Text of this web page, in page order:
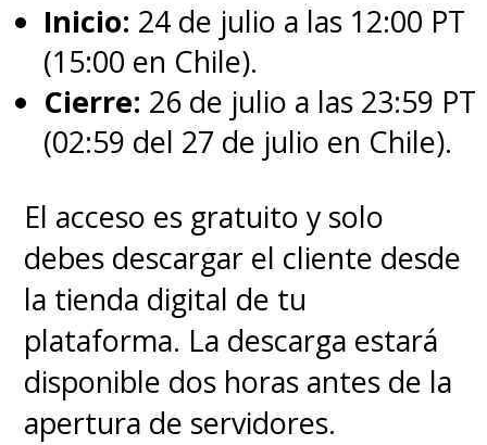
Inicio: 24 de julio a las 12:00 PT
(15:00 en Chile).
Cierre: 26 de julio a las 23:59 PT
(02:59 del 27 de julio en Chile).
El acceso es gratuito y solo
debes descargar el cliente desde
la tienda digital de tu
plataforma. La descarga estará
disponible dos horas antes de la
apertura de servidores.